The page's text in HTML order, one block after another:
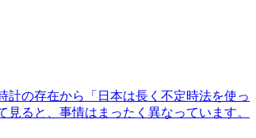
計の存在から「日本は長く不定時法を使っ
ると、事情はまったく異なっています。